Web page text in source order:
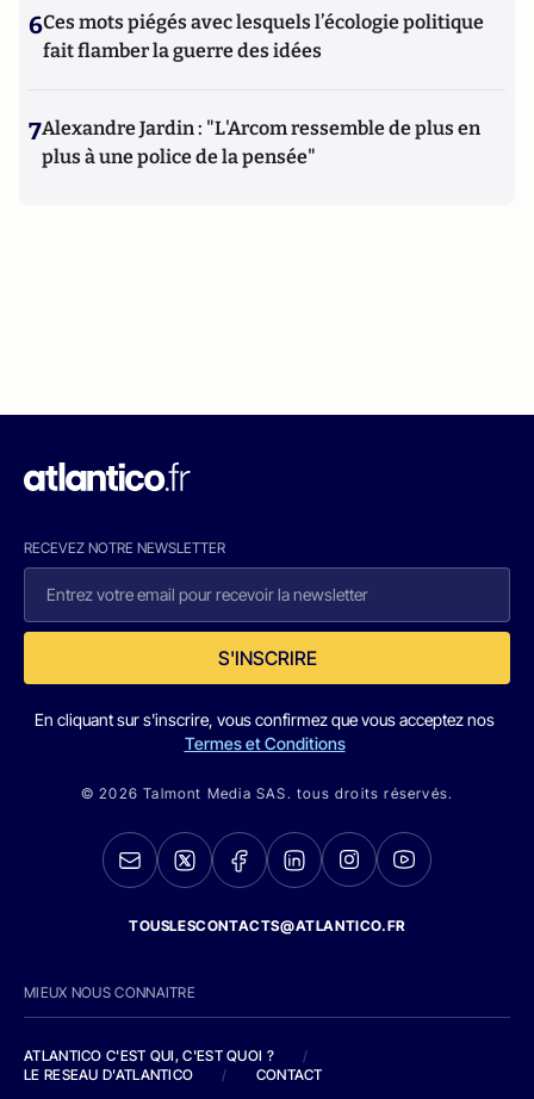
6Ces mots piégés avec lesquels l’écologie politique
fait flamber la guerre des idées
7Alexandre Jardin : "L'Arcom ressemble de plus en
plus à une police de la pensée"
RECEVEZ NOTRE NEWSLETTER
S'INSCRIRE
En cliquant sur s'inscrire, vous confirmez que vous acceptez nos
Termes et Conditions
© 2026 Talmont Media SAS. tous droits réservés.
TOUSLESCONTACTS@ATLANTICO.FR
MIEUX NOUS CONNAITRE
ATLANTICO C'EST QUI, C'EST QUOI ?
/
LE RESEAU D'ATLANTICO
/ CONTACT